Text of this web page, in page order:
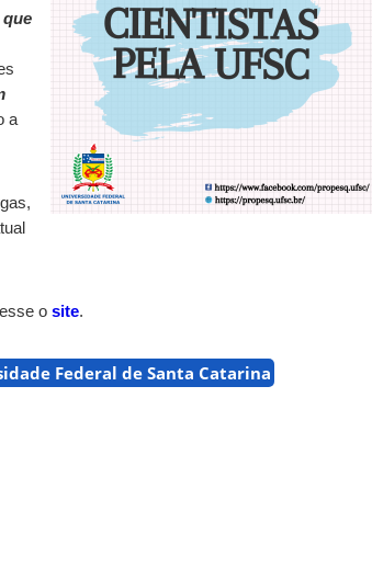
que
a
o site.
Federal de Santa Catarina